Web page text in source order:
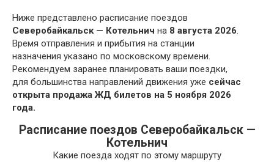
Ниже представлено расписание поездов
Северобайкальск — Котельнич на 8 августа 2026.
Время отправления и прибытия на станции
назначения указано по московскому времени.
Рекомендуем заранее планировать ваши поездки,
для большинства направлений движения уже сейчас
открыта продажа ЖД билетов на 5 ноября 2026
года.
Расписание поездов Северобайкальск —
Котельнич
Какие поезда ходят по этому маршруту